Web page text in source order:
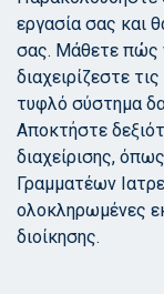
εργασία σας και
σας. Μάθετε πώς
διαχειρίζεστε
τυφλό σύστημα
Αποκτήστε
διαχείρισης,
Γραμματέων
ολοκληρωμένες
διοίκησης.